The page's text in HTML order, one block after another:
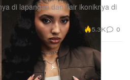
di lapangan dan flair ikoniknya di
5.3K 0